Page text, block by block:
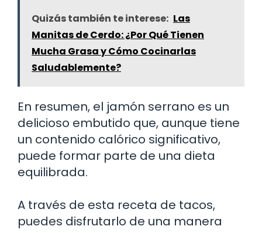
Quizás también te interese: Las
Manitas de Cerdo: ¿Por Qué Tienen
Mucha Grasa y Cómo Cocinarlas
Saludablemente?
En resumen, el jamón serrano es un
delicioso embutido que, aunque tiene
un contenido calórico significativo,
puede formar parte de una dieta
equilibrada.
A través de esta receta de tacos,
puedes disfrutarlo de una manera